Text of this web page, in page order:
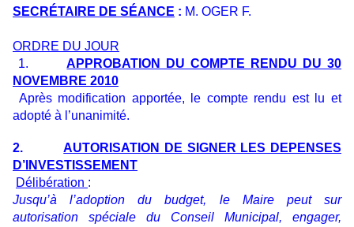
SECRÉTAIRE DE SÉANCE : M. OGER F.
ORDRE DU JOUR
1.APPROBATION DU COMPTE RENDU DU 30
NOVEMBRE 2010
Après modification apportée, le compte rendu est lu et
adopté à l’unanimité.
2.
AUTORISATION DE SIGNER LES DEPENSES
D’INVESTISSEMENT
Délibération :
Jusqu’à l’adoption du budget, le Maire peut sur
autorisation spéciale du Conseil Municipal, engager,